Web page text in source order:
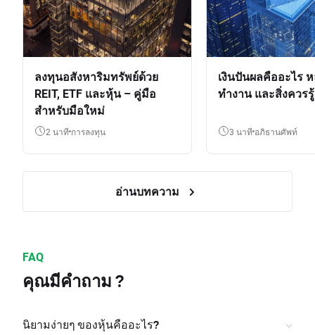
ลงทุนอสังหาริมทรัพย์ด้วย
REIT, ETF และหุ้น – คู่มือ
สำหรับมือใหม่
2 นาที การลงทุน
เงินปันผลคืออะไร
ทำงาน และสิ่งควรรู้
3 นาที อภิธานศัพท์
อ่านบทความ
FAQ
คุณมีคำถาม ?
นิยามง่ายๆ ของหุ้นคืออะไร?